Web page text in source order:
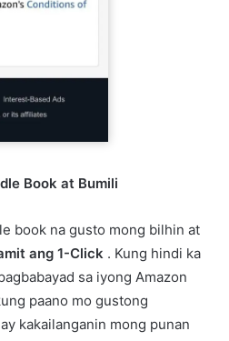
Book at Bumili
book na gusto mong bilhin at
ang 1-Click . Kung hindi ka
sa iyong Amazon
paano mo gustong
kakailanganin mong punan